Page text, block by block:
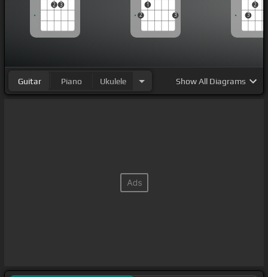
en el control su
maldito[C]veneno
2 3
2
1
3
3
2
Guitar Piano Ukulele ShowAll Diagrams